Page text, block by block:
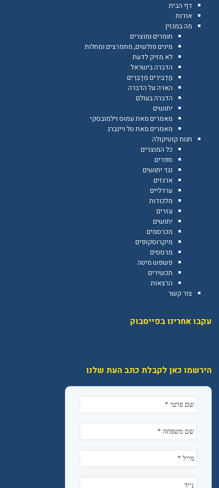
דף הבית
אודות
מה במגזין
חומרים ומוצרים
מינים פולשים, מתפרצים ומחלות
לא מזיק לדעת
הדברה בישראל
מַדְבִּירִים מְדַבְּרִים
הארה על הדברה
הדברה בעולם
יתושים
מאמרים מאת עמוס וילמובסקי
מאמרים מאת טל ויינברג
חנות קוטיקולה
כל המוצרים
ספרים
נגד יתושים
ארגזים
ערדליים
מלכודות
עזרים
יתושים
מכרסמים
מיקרוסקופים
מרססים
פשפש מיטה
תכשירים
הרצאות
צור קשר
עקבו אחרינו בפייסבוק
הירשמו כאן לקבלת כתב העת שלנו